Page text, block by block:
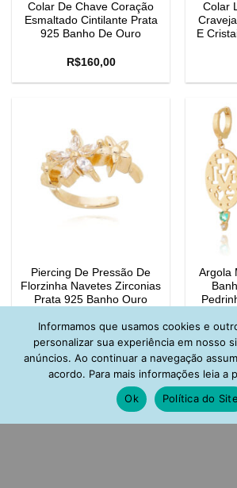
Colar De Chave Coração
Esmaltado Cintilante Prata
925 Banho De Ouro
R$160,00
Colar
E
Piercing De Pressão De
Florzinha Navetes Zirconias
Prata 925 Banho Ouro
R$109,00
Argola
Informamos que usamos cookies e
personalizar sua experiência em nosso
anúncios. Ao continuar a navegação
acordo. Para mais informações leia a
Ok
Política do Site